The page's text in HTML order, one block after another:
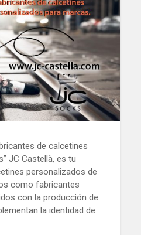
de calcetines
JC Castellà, es tu
personalizados de
como fabricantes
con la producción de
la identidad de